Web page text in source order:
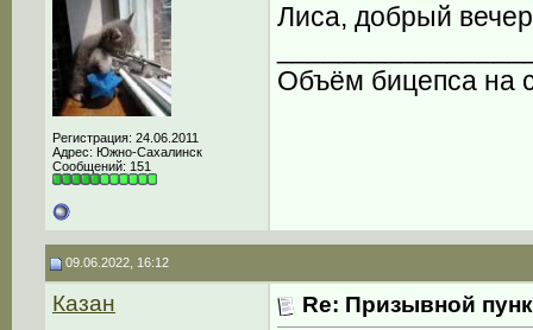
Регистрация: 24.06.2011
Адрес: Южно-Сахалинск
Сообщений: 151
Лиса, добрый
Объём бицепса на
09.06.2022, 16:12
Казан Re: Призывной